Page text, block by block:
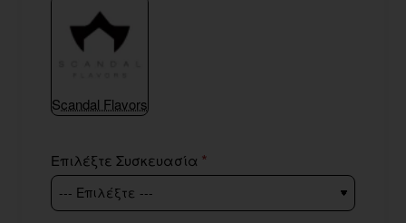
Scandal Flavors
Επιλέξτε Συσκευασία